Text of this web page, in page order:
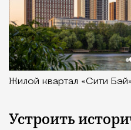
Жилой квартал «Сити
Устроить